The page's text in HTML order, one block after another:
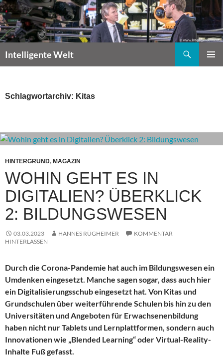
Zum
Inhalt
springen
Intelligente Welt
Schlagwortarchiv: Kitas
HINTERGRUND, MAGAZIN
WOHIN GEHT ES IN
DIGITALIEN? ÜBERKLICK
2: BILDUNGSWESEN
03.03.2023 HANNES RÜGHEIMER
KOMMENTAR
HINTERLASSEN
Durch die Corona-Pandemie hat auch im Bildungswesen ein
Umdenken eingesetzt. Manche sagen sogar, dass auch hier
ein Digitalisierungsschub eingesetzt hat. Von Kitas und
Grundschulen über weiterführende Schulen bis hin zu den
Universitäten und Angeboten für Erwachsenenbildung
haben nicht nur Tablets und Lernplattformen, sondern auch
Innovationen wie „Blended Learning“ oder Virtual-Reality-
Inhalte Fuß gefasst.